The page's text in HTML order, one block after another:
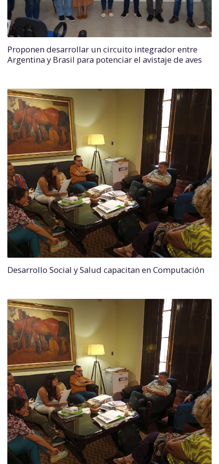
Proponen desarrollar un circuito integrador entre
Argentina y Brasil para potenciar el avistaje de aves
Desarrollo Social y Salud capacitan en Computación